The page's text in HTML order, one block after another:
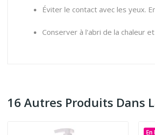
Éviter le contact avec les yeux.
Conserver à l'abri de la chaleur
16 Autres Produits Dans
En